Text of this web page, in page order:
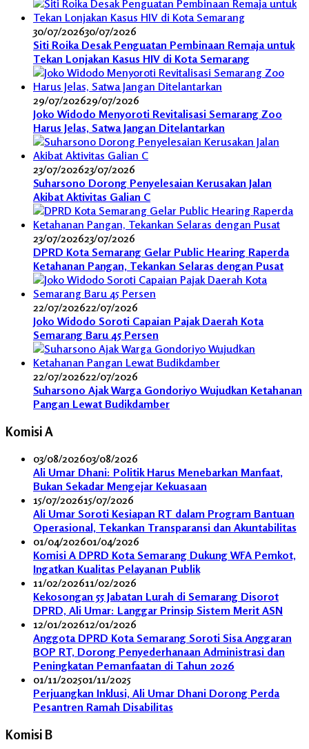
30/07/202630/07/2026
Siti Roika Desak Penguatan Pembinaan Remaja untuk
Tekan Lonjakan Kasus HIV di Kota Semarang
29/07/202629/07/2026
Joko Widodo Menyoroti Revitalisasi Semarang Zoo
Harus Jelas, Satwa Jangan Ditelantarkan
23/07/202623/07/2026
Suharsono Dorong Penyelesaian Kerusakan Jalan
Akibat Aktivitas Galian C
23/07/202623/07/2026
DPRD Kota Semarang Gelar Public Hearing Raperda
Ketahanan Pangan, Tekankan Selaras dengan Pusat
22/07/202622/07/2026
Joko Widodo Soroti Capaian Pajak Daerah Kota
Semarang Baru 45 Persen
22/07/202622/07/2026
Suharsono Ajak Warga Gondoriyo Wujudkan Ketahanan
Pangan Lewat Budikdamber
Komisi A
03/08/202603/08/2026
Ali Umar Dhani: Politik Harus Menebarkan Manfaat,
Bukan Sekadar Mengejar Kekuasaan
15/07/202615/07/2026
Ali Umar Soroti Kesiapan RT dalam Program Bantuan
Operasional, Tekankan Transparansi dan Akuntabilitas
01/04/202601/04/2026
Komisi A DPRD Kota Semarang Dukung WFA Pemkot,
Ingatkan Kualitas Pelayanan Publik
11/02/202611/02/2026
Kekosongan 55 Jabatan Lurah di Semarang Disorot
DPRD, Ali Umar: Langgar Prinsip Sistem Merit ASN
12/01/202612/01/2026
Anggota DPRD Kota Semarang Soroti Sisa Anggaran
BOP RT, Dorong Penyederhanaan Administrasi dan
Peningkatan Pemanfaatan di Tahun 2026
01/11/202501/11/2025
Perjuangkan Inklusi, Ali Umar Dhani Dorong Perda
Pesantren Ramah Disabilitas
Komisi B